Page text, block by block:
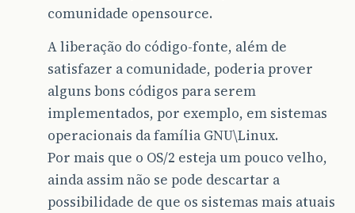
comunidade opensource.
A liberação do código-fonte, além de
satisfazer a comunidade, poderia prover
alguns bons códigos para serem
implementados, por exemplo, em sistemas
operacionais da família GNU\Linux.
Por mais que o OS/2 esteja um pouco velho,
ainda assim não se pode descartar a
possibilidade de que os sistemas mais atuais